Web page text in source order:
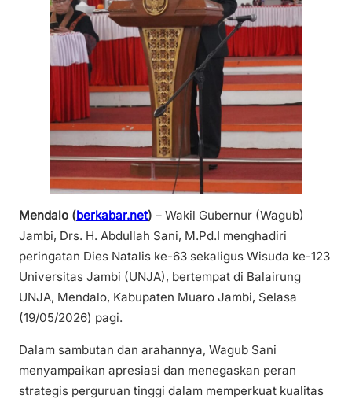
Mendalo (berkabar.net) – Wakil Gubernur (Wagub)
Jambi, Drs. H. Abdullah Sani, M.Pd.I menghadiri
peringatan Dies Natalis ke-63 sekaligus Wisuda ke-123
Universitas Jambi (UNJA), bertempat di Balairung
UNJA, Mendalo, Kabupaten Muaro Jambi, Selasa
(19/05/2026) pagi.
Dalam sambutan dan arahannya, Wagub Sani
menyampaikan apresiasi dan menegaskan peran
strategis perguruan tinggi dalam memperkuat kualitas